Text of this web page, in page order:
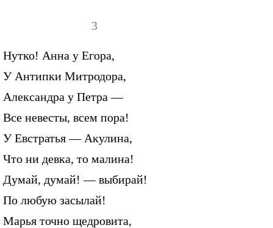
3
Нутко! Анна у Егора,
У Антипки Митродора,
Александра у Петра —
Все невесты, всем пора!
У Евстратья — Акулина,
Что ни девка, то малина!
Думай, думай! — выбирай!
По любую засылай!
Марья точно щедровита,